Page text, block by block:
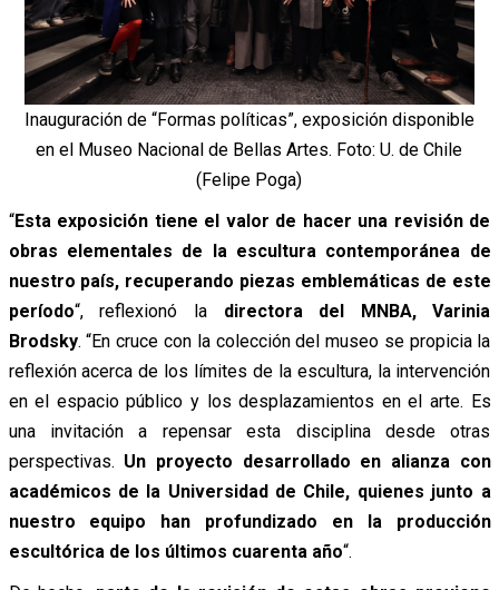
Inauguración de “Formas políticas”, exposición disponible
en el Museo Nacional de Bellas Artes. Foto: U. de Chile
(Felipe Poga)
“Esta exposición tiene el valor de hacer una revisión de
obras elementales de la escultura contemporánea de
nuestro país, recuperando piezas emblemáticas de este
período“, reflexionó la directora del MNBA, Varinia
Brodsky. “En cruce con la colección del museo se propicia la
reflexión acerca de los límites de la escultura, la intervención
en el espacio público y los desplazamientos en el arte. Es
una invitación a repensar esta disciplina desde otras
perspectivas. Un proyecto desarrollado en alianza con
académicos de la Universidad de Chile, quienes junto a
nuestro equipo han profundizado en la producción
escultórica de los últimos cuarenta año“.